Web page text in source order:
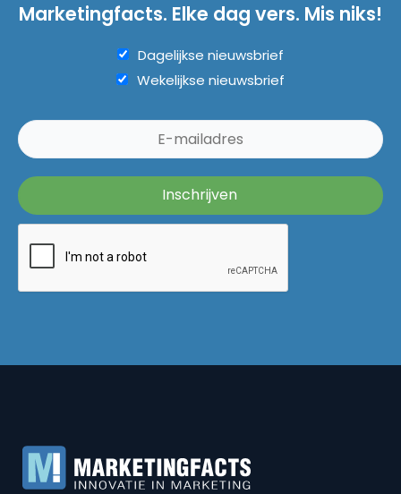
Marketingfacts. Elke dag vers. Mis niks!
Dagelijkse nieuwsbrief
Wekelijkse nieuwsbrief